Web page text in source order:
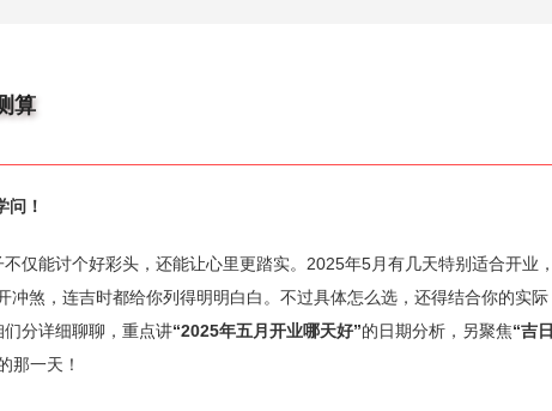
算
问！
仅能讨个好彩头，还能让心里更踏实。2025年5月有几天特别适合开业，
冲煞，连吉时都给你列得明明白白。不过具体怎么选，还得结合你的实际
分详细聊聊，重点讲“2025年五月开业哪天好”的日期分析，另聚焦“吉日
那一天！